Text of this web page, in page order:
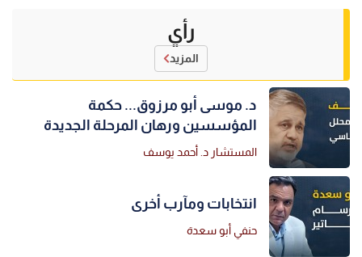
رأي
المزيد
د. موسى أبو مرزوق... حكمة
المؤسسين ورهان المرحلة الجديدة
المستشار د. أحمد يوسف
انتخابات ومآرب أخرى
حنفي أبو سعدة